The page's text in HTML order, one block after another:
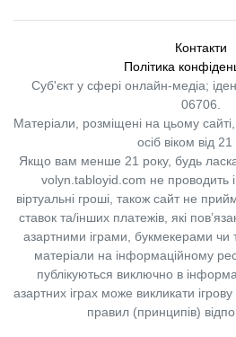
Контакти
Політика
Суб'єкт у сфері онлайн-медіа;
06706.
Матеріали, розміщені на цьому
осіб віком від 21
Якщо вам менше 21 року, будь
volyn.tabloyid.com не проводить
віртуальні гроші, також сайт не
ставок та/інших платежів, які
азартними іграми, букмекерами чи
матеріали на інформаційному
публікуються виключно в
азартних іграх може викликати
правил (принципів)